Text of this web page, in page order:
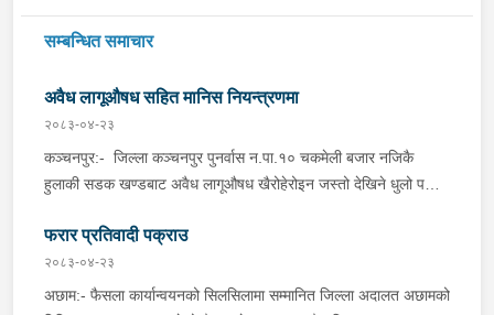
सम्बन्धित समाचार
अवैध लागूऔषध सहित मानिस नियन्त्रणमा
२०८३-०४-२३
कञ्चनपुर:- जिल्ला कञ्चनपुर पुनर्वास न.पा.१० चकमेली बजार नजिकै
हुलाकी सडक खण्डबाट अवैध लागूऔषध खैरोहेरोइन जस्तो देखिने धुलो पदार्थ
र Nitrazepam-24 Tablets सहित जिल्ला कैलाली, धनगढी
उ.म.न.पा.वडा नं ४ चौराह बस्ने वर्ष ३० को मनिष भट्ट, ऐ.ऐ.वडा नं ३ बडरा
बस्ने वर्ष ३० को हरि भन्ने हरिष खड्का र ऐ.ऐ. बस्ने वर्ष ३० को बिरेन्द्र
फरार प्रतिवादी पक्राउ
२०८३-०४-२३
अछाम:- फैसला कार्यान्वयनको सिलसिलामा सम्मानित जिल्ला अदालत अछामको